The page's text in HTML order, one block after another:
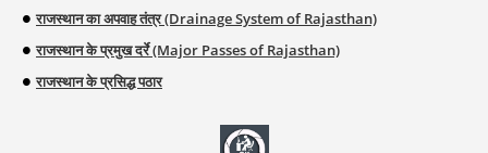
राजस्थान का अपवाह तंत्र (Drainage System of Rajasthan)
राजस्थान के प्रमुख दर्रे (Major Passes of Rajasthan)
राजस्थान के प्रसिद्ध पठार